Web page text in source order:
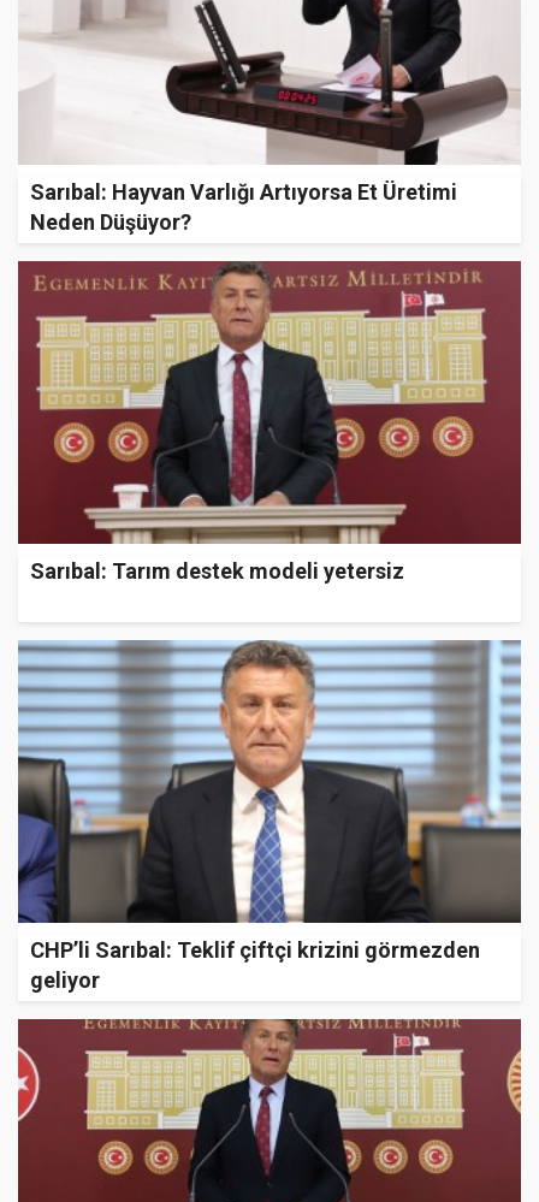
Sarıbal: Hayvan Varlığı Artıyorsa Et Üretimi
Neden Düşüyor?
Sarıbal: Tarım destek modeli yetersiz
CHP’li Sarıbal: Teklif çiftçi krizini görmezden
geliyor